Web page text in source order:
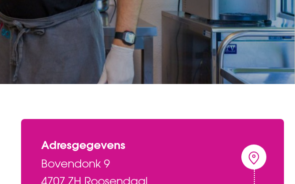
Adresgegevens
Bovendonk 9
4707 ZH Roosendaal